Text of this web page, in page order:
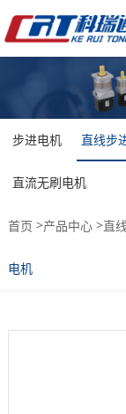
步进电机 直线步
直流无刷电机
首页 >产品中心>直
电机